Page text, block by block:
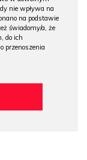
nie wpływa na
na podstawie
świadomy/a, że
do ich
przenoszenia